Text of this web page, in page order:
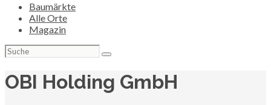
Baumärkte
Alle Orte
Magazin
Suchen
nach:
OBI Holding GmbH